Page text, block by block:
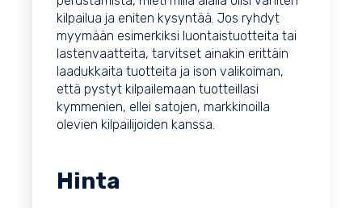
kilpailua ja eniten kysyntää. Jos ryhdyt
myymään esimerkiksi luontaistuotteita tai
lastenvaatteita, tarvitset ainakin erittäin
laadukkaita tuotteita ja ison valikoiman,
että pystyt kilpailemaan tuotteillasi
kymmenien, ellei satojen, markkinoilla
olevien kilpailijoiden kanssa.
Hinta